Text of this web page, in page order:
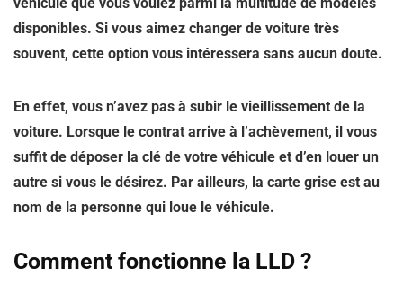
disponibles. Si vous aimez changer de voiture très
souvent, cette option vous intéressera sans aucun doute.
En effet, vous n’avez pas à subir le vieillissement de la
voiture. Lorsque le contrat arrive à l’achèvement, il vous
suffit de déposer la clé de votre véhicule et d’en louer un
autre si vous le désirez. Par ailleurs, la carte grise est au
nom de la personne qui loue le véhicule.
Comment fonctionne la LLD ?